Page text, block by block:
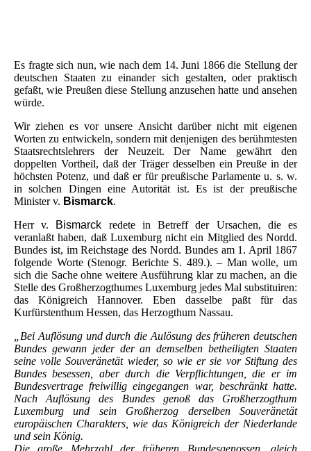
Es fragte sich nun, wie nach dem 14. Juni 1866 die Stellung der
deutschen Staaten zu einander sich gestalten, oder praktisch
gefaßt, wie Preußen diese Stellung anzusehen hatte und ansehen
würde.
Wir ziehen es vor unsere Ansicht darüber nicht mit eigenen
Worten zu entwickeln, sondern mit denjenigen des berühmtesten
Staatsrechtslehrers der Neuzeit. Der Name gewährt den
doppelten Vortheil, daß der Träger desselben ein Preuße in der
höchsten Potenz, und daß er für preußische Parlamente u. s. w.
in solchen Dingen eine Autorität ist. Es ist der preußische
Minister v. Bismarck.
Herr v. Bismarck redete in Betreff der Ursachen, die es
veranlaßt haben, daß Luxemburg nicht ein Mitglied des Nordd.
Bundes ist, im Reichstage des Nordd. Bundes am 1. April 1867
folgende Worte (Stenogr. Berichte S. 489.). – Man wolle, um
sich die Sache ohne weitere Ausführung klar zu machen, an die
Stelle des Großherzogthumes Luxemburg jedes Mal substituiren:
das Königreich Hannover. Eben dasselbe paßt für das
Kurfürstenthum Hessen, das Herzogthum Nassau.
„Bei Auflösung und durch die Aulösung des früheren deutschen
Bundes gewann jeder der an demselben betheiligten Staaten
seine volle Souveränetät wieder, so wie er sie vor Stiftung des
Bundes besessen, aber durch die Verpflichtungen, die er im
Bundesvertrage freiwillig eingegangen war, beschränkt hatte.
Nach Auflösung des Bundes genoß das Großherzogthum
Luxemburg und sein Großherzog derselben Souveränetät
europäischen Charakters, wie das Königreich der Niederlande
und sein König.
Die große Mehrzahl der früheren Bundesgenossen, gleich